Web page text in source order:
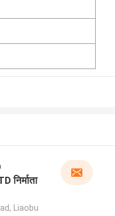
निर्माता
Liaobu